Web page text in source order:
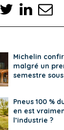
Michelin
malgré un
semestre
Pneus 100 %
en est
l’industrie ?